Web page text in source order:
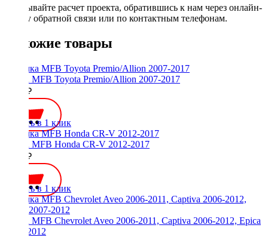
Заказывайте расчет проекта, обратившись к нам через онлайн-
форму обратной связи или по контактным телефонам.
Похожие товары
Рамка MFB Toyota Premio/Allion 2007-2017
2000 ₽
Купить в 1 клик
Рамка MFB Honda CR-V 2012-2017
2500 ₽
Купить в 1 клик
Рамка MFB Chevrolet Aveo 2006-2011, Captiva 2006-2012, Epica
2007-2012